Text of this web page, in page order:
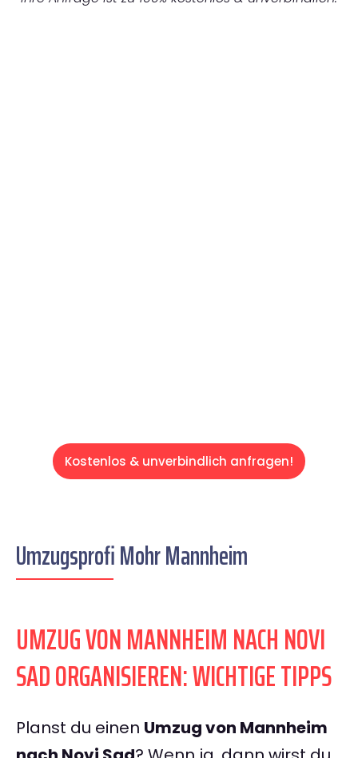
Kostenlos & unverbindlich anfragen!
Umzugsprofi Mohr Mannheim
UMZUG VON MANNHEIM NACH NOVI
SAD ORGANISIEREN: WICHTIGE TIPPS
Planst du einen Umzug von Mannheim